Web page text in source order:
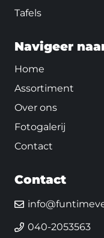
Tafels
Navigeer
Home
Assortiment
Over ons
Fotogalerij
Contact
Contact
040-2053563